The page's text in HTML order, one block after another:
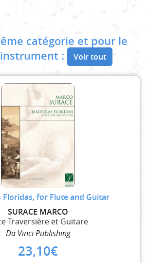
catégorie et pour le
:
Voir tout
Floridas, for Flute and Guitar
SURACE MARCO
Traversière et Guitare
Da Vinci Publishing
23,10€